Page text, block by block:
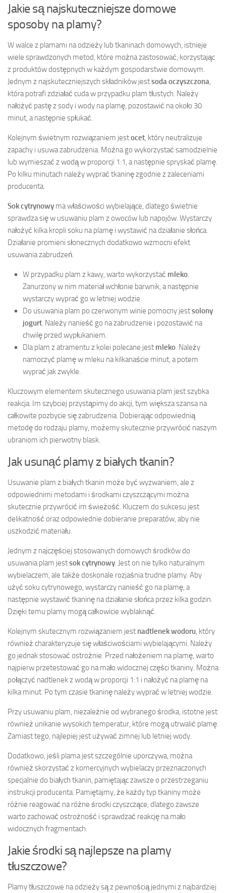
Jakie są najskuteczniejsze domowe
sposoby na plamy?
W walce z plamami na odzieży lub tkaninach domowych, istnieje
wiele sprawdzonych metod, które można zastosować, korzystając
z produktów dostępnych w każdym gospodarstwie domowym.
Jednym z najskuteczniejszych składników jestsoda oczyszczona,
która potrafi zdziałać cuda w przypadku plam tłustych. Należy
nałożyć pastę z sody i wody na plamę, pozostawić na około 30
minut, a następnie spłukać.
Kolejnym świetnym rozwiązaniem jestocet, który neutralizuje
zapachy i usuwa zabrudzenia. Można go wykorzystać samodzielnie
lub wymieszać z wodą w proporcji 1:1, a następnie spryskać plamę.
Po kilku minutach należy wyprać tkaninę zgodnie z zaleceniami
producenta.
Sok cytrynowy ma właściwości wybielające, dlatego świetnie
sprawdza się w usuwaniu plam z owoców lub napojów. Wystarczy
nałożyć kilka kropli soku na plamę i wystawić na działanie słońca.
Działanie promieni słonecznych dodatkowo wzmocni efekt
usuwania zabrudzeń.
W przypadku plam z kawy, warto wykorzystać mleko.
Zanurzony w nim materiał wchłonie barwnik, a następnie
wystarczy wyprać go w letniej wodzie.
Do usuwania plam po czerwonym winie pomocny jestsolony
jogurt. Należy nanieść go na zabrudzenie i pozostawić na
chwilę przed wypłukaniem.
Dla plam z atramentu z kolei polecane jest mleko. Należy
namoczyć plamę w mleku na kilkanaście minut, a potem
wyprać jak zwykle.
Kluczowym elementem skutecznego usuwania plam jest szybka
reakcja. Im szybciej przystąpimy do akcji, tym większa szansa na
całkowite pozbycie się zabrudzenia. Dobierając odpowiednią
metodę do rodzaju plamy, możemy skutecznie przywrócić naszym
ubraniom ich pierwotny blask.
Jak usunąć plamy z białych tkanin?
Usuwanie plam z białych tkanin może być wyzwaniem, ale z
odpowiednimi metodami i środkami czyszczącymi można
skutecznie przywrócić im świeżość. Kluczem do sukcesu jest
delikatność oraz odpowiednie dobieranie preparatów, aby nie
uszkodzić materiału.
Jednym z najczęściej stosowanych domowych środków do
usuwania plam jestsok cytrynowy. Jest on nie tylko naturalnym
wybielaczem, ale także doskonale rozjaśnia trudne plamy. Aby
użyć soku cytrynowego, wystarczy nanieść go na plamę, a
następnie wystawić tkaninę na działanie słońca przez kilka godzin.
Dzięki temu plamy mogą całkowicie wyblaknąć.
Kolejnym skutecznym rozwiązaniem jest nadtlenek wodoru, który
również charakteryzuje się właściwościami wybielającymi. Należy
go jednak stosować ostrożnie. Przed nałożeniem na plamę, warto
najpierw przetestować go na mało widocznej części tkaniny. Można
połączyć nadtlenek z wodą w proporcji 1:1 i nałożyć na plamę na
kilka minut. Po tym czasie tkaninę należy wyprać w letniej wodzie.
Przy usuwaniu plam, niezależnie od wybranego środka, istotne jest
również unikanie wysokich temperatur, które mogą utrwalić plamę.
Zamiast tego, najlepiej jest używać zimnej lub letniej wody.
Dodatkowo, jeśli plama jest szczególnie uporczywa, można
również skorzystać z komercyjnych wybielaczy przeznaczonych
specjalnie do białych tkanin, pamiętając zawsze o przestrzeganiu
instrukcji producenta. Pamiętajmy, że każdy typ tkaniny może
różnie reagować na różne środki czyszczące, dlatego zawsze
warto zachować ostrożność i sprawdzać reakcję na mało
widocznych fragmentach.
Jakie środki są najlepsze na plamy
tłuszczowe?
Plamy tłuszczowe na odzieży są z pewnością jednymi z najbardziej